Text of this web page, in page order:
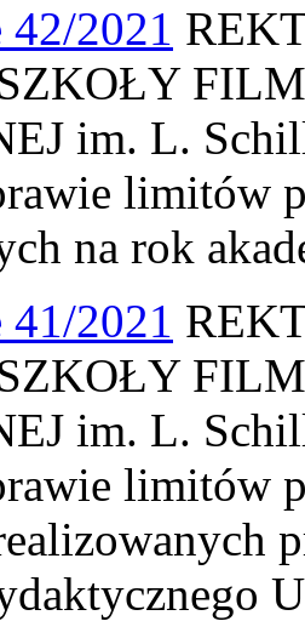
42/2021
im. L.
limitów
na rok
41/2021
im. L.
limitów